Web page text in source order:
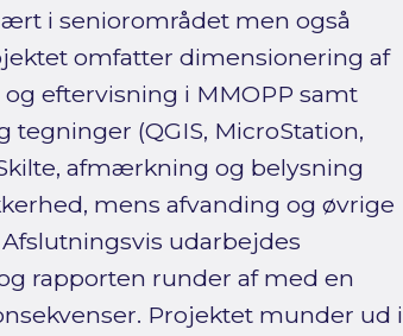
i seniorområdet men også
omfatter dimensionering af
eftervisning i MMOPP samt
(QGIS, MicroStation,
afmærkning og belysning
mens afvanding og øvrige
udarbejdes
rapporten runder af med en
Projektet munder ud i